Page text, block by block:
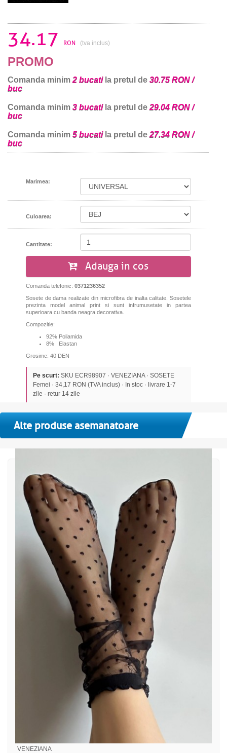
34.17 RON (tva inclus)
PROMO
Comanda minim 2 bucatila pretul de 30.75 RON /
buc
Comanda minim 3 bucatila pretul de 29.04 RON /
buc
Comanda minim 5 bucatila pretul de 27.34 RON /
buc
Marimea:
Culoarea:
Cantitate:
Adauga in cos
Comanda telefonic: 0371236352
Sosete de dama realizate din microfibra de inalta calitate. Sosetele
prezinta model animal print si sunt infrumusetate in partea
superioara cu banda neagra decorativa.
Compozitie:
92% Poliamida
8% Elastan
Grosime: 40 DEN
Pe scurt: SKU ECR98907 · VENEZIANA · SOSETE
Femei · 34,17 RON (TVA inclus) · In stoc · livrare 1-7
zile · retur 14 zile
Alte produse asemanatoare
VENEZIANA